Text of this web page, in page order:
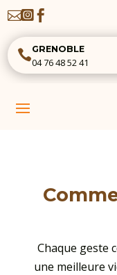
 
GRENOBLE
04 76 48 52 41
Chaque geste
une meilleure